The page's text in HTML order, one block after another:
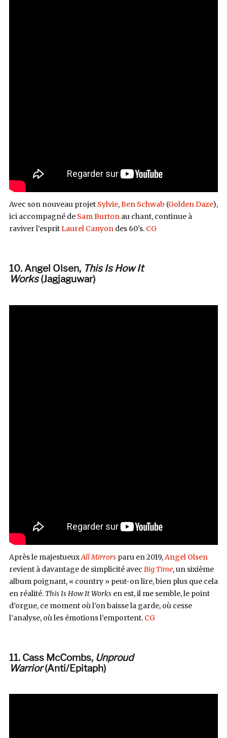
Avec son nouveau projet Sylvie,Ben Schwab (Golden Daze),
ici accompagné de Sam Burtonau chant, continue à
raviver l’espritLaurel Canyondes 60’s. CG
10. Angel Olsen, This Is How It
Works(Jagjaguwar)
Après le majestueuxAll Mirrorsparu en 2019,Angel Olsen
revient à davantage de simplicité avec Big Time, un sixième
album poignant, « country » peut-on lire, bien plus que cela
en réalité. This Is How It Worksen est, il me semble, le point
d’orgue, ce moment où l’on baisse la garde, où cesse
l’analyse, où les émotions l’emportent. CG
11. Cass McCombs, Unproud
Warrior(Anti/Epitaph)